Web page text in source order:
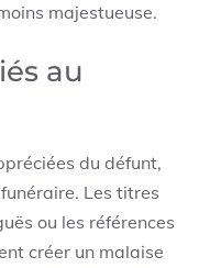
majestueuse.
au
du défunt,
Les titres
ou les références
créer un malaise